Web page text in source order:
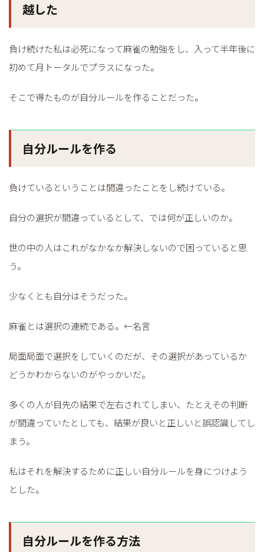
越した
負け続けた私は必死になって麻雀の勉強をし、入って半年後に
初めて月トータルでプラスになった。
そこで得たものが自分ルールを作ることだった。
自分ルールを作る
負けているということは間違ったことをし続けている。
自分の選択が間違っているとして、では何が正しいのか。
世の中の人はこれがなかなか解決しないので困っていると思
う。
少なくとも自分はそうだった。
麻雀とは選択の連続である。←名言
局面局面で選択をしていくのだが、その選択があっているか
どうかわからないのがやっかいだ。
多くの人が目先の結果で左右されてしまい、たとえその判断
が間違っていたとしても、結果が良いと正しいと誤認識してし
まう。
私はそれを解決するために正しい自分ルールを身につけよう
とした。
自分ルールを作る方法